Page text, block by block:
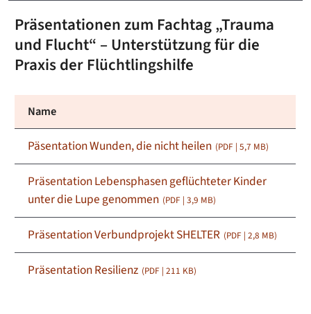
Präsentationen zum Fachtag „Trauma
und Flucht“ – Unterstützung für die
Praxis der Flüchtlingshilfe
Name
Päsentation Wunden, die nicht heilen (PDF | 5,7 MB)
Präsentation Lebensphasen geflüchteter Kinder
unter die Lupe genommen (PDF | 3,9 MB)
Präsentation Verbundprojekt SHELTER (PDF | 2,8 MB)
Präsentation Resilienz (PDF | 211 KB)